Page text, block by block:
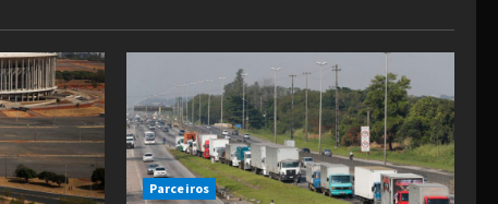
Parceiros